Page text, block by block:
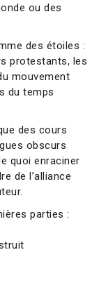
ou des
des étoiles :
protestants, les
mouvement
du temps
des cours
obscurs
quoi enraciner
de l’alliance
parties :